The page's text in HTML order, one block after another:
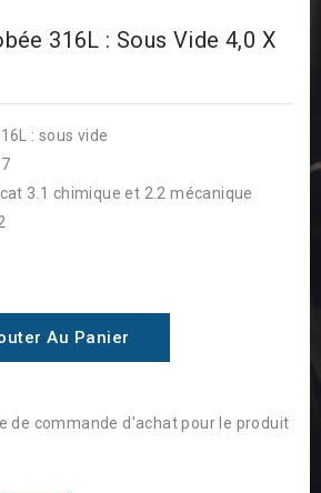
316L : Sous Vide 4,0 X
: sous vide
3.1 chimique et 2.2 mécanique
Au Panier
de commande d'achat pour le produit